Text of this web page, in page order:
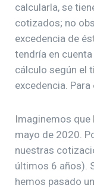
calcularla, se
cotizados; no
excedencia de
tendría en
cálculo según el
excedencia.
Imaginemos
mayo de 2020.
nuestras
últimos 6 años).
hemos pasado